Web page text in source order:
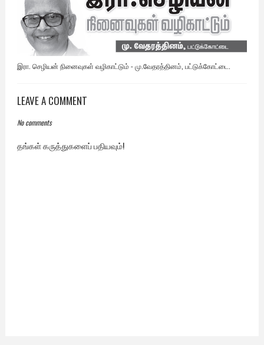
இரா. செழியன் நினைவுகள் வழிகாட்டும் - மு.வேதரத்தினம், பட்டுக்கோட்டை.
LEAVE A COMMENT
No comments
தங்கள் கருத்துகளைப் பதியவும்!